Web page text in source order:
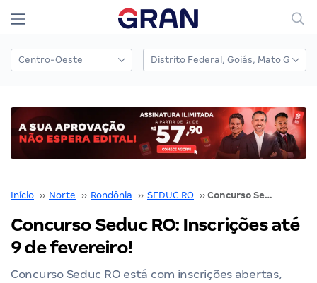
Início ›› Norte ›› Rondônia ›› SEDUC RO ›› Concurso Seduc RO: Inscrições até 9 de fevereiro!
Concurso Seduc RO: Inscrições até
9 de fevereiro!
Concurso Seduc RO está com inscrições abertas,